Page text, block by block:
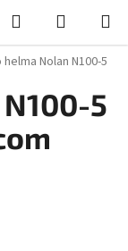
Hledat
KOŠÍK
Nolan N100-5
5